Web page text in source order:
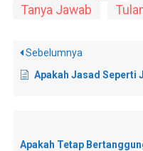
Tanya Jawab
Sebelumnya
Apakah Jasad Seperti